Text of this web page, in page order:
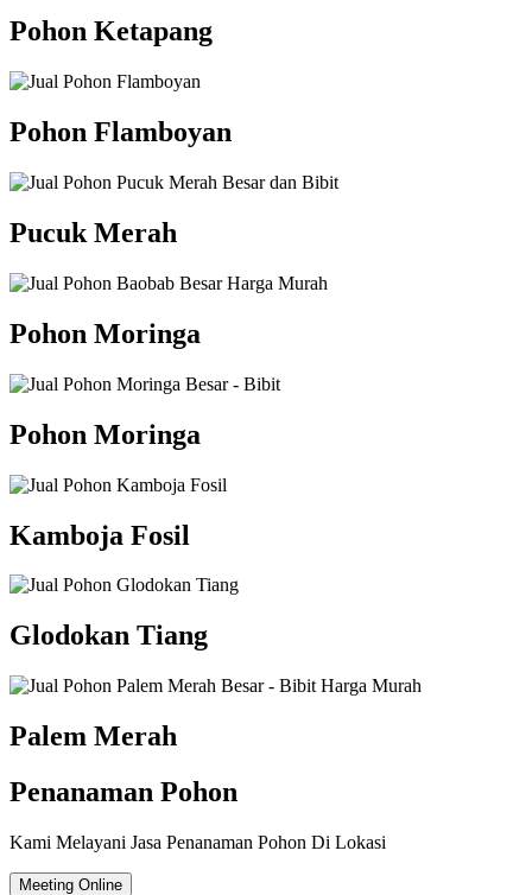
Pohon Ketapang
Pohon Flamboyan
Pucuk Merah
Pohon Moringa
Pohon Moringa
Kamboja Fosil
Glodokan Tiang
Palem Merah
Penanaman Pohon
Kami Melayani Jasa Penanaman Pohon Di Lokasi
Meeting Online